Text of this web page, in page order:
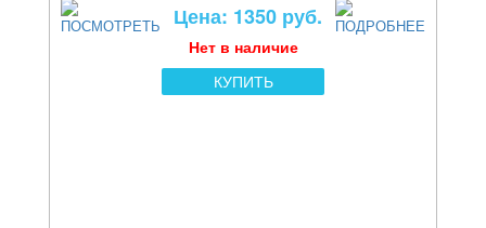
Цена: 1350 руб.
Нет в наличие
КУПИТЬ